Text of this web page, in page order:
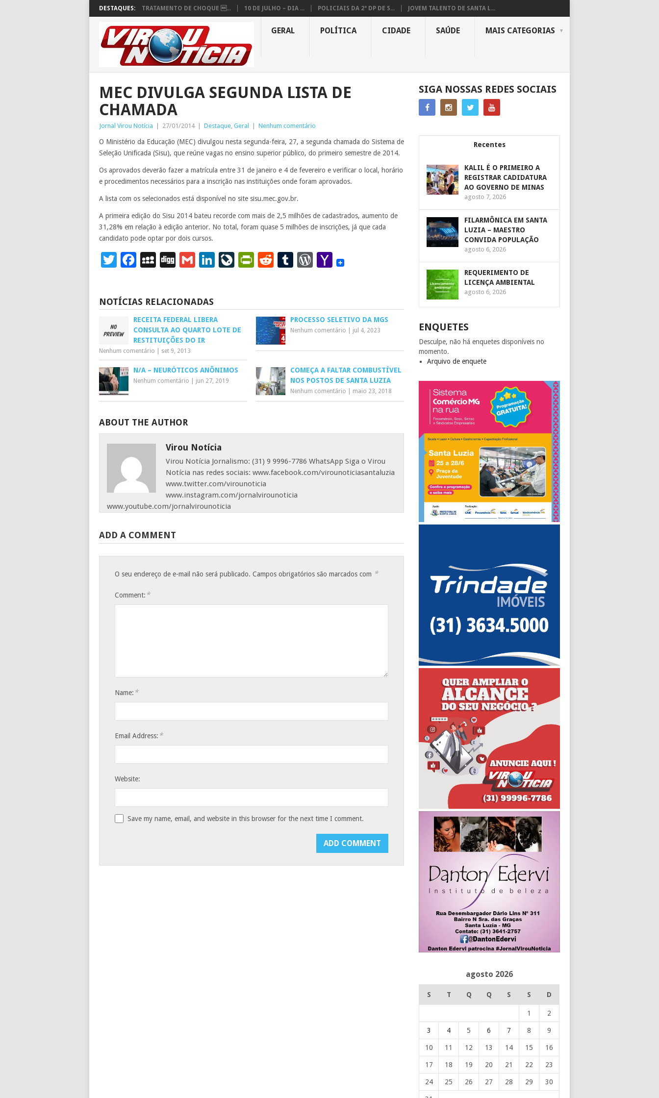
DESTAQUES: TRATAMENTO DE CHOQUE ... 10 DE JULHO – DIA ... POLICIAIS DA 2ª DP DE S... JOVEM TALENTO DE SANTA L...
GERAL POLÍTICA CIDADE SAÚDE MAIS CATEGORIAS
MEC DIVULGA SEGUNDA LISTA DE
CHAMADA
Jornal Virou Notícia 27/01/2014 Destaque, Geral Nenhum comentário
O Ministério da Educação (MEC) divulgou nesta segunda-feira, 27, a segunda chamada do Sistema de
Seleção Unificada (Sisu), que reúne vagas no ensino superior público, do primeiro semestre de 2014.
Os aprovados deverão fazer a matrícula entre 31 de janeiro e 4 de fevereiro e verificar o local, horário
e procedimentos necessários para a inscrição nas instituições onde foram aprovados.
A lista com os selecionados está disponível no site sisu.mec.gov.br.
A primeira edição do Sisu 2014 bateu recorde com mais de 2,5 milhões de cadastrados, aumento de
31,28% em relação à edição anterior. No total, foram quase 5 milhões de inscrições, já que cada
candidato pode optar por dois cursos.
Twitter
Facebook
MySpace
DiggGmailLinkedIn
LiveJournal
PrintFriendly
RedditTumblr
WordPress
Yahoo
NOTÍCIAS RELACIONADAS
RECEITA FEDERAL LIBERA
CONSULTA AO QUARTO LOTE DE
RESTITUIÇÕES DO IR
Nenhum comentário set 9, 2013
PROCESSO SELETIVO DA MGS
Nenhum comentário jul 4, 2023
N/A – NEURÓTICOS ANÔNIMOS
Nenhum comentário jun 27, 2019
COMEÇA A FALTAR COMBUSTÍVEL
NOS POSTOS DE SANTA LUZIA
Nenhum comentário maio 23, 2018
ABOUT THE AUTHOR
Virou Notícia
Virou Notícia Jornalismo: (31) 9 9996-7786 WhatsApp Siga o Virou
Notícia nas redes sociais: www.facebook.com/virounoticiasantaluzia
www.twitter.com/virounoticia
www.instagram.com/jornalvirounoticia
www.youtube.com/jornalvirounoticia
ADD A COMMENT
O seu endereço de e-mail não será publicado. Campos obrigatórios são marcados com *
Comment: *
Name: *
Email Address: *
Website:
Save my name, email, and website in this browser for the next time I comment.
SIGA NOSSAS REDES SOCIAIS
Recentes
KALIL É O PRIMEIRO A
REGISTRAR CADIDATURA
AO GOVERNO DE MINAS
agosto 7, 2026
FILARMÔNICA EM SANTA
LUZIA – MAESTRO
CONVIDA POPULAÇÃO
agosto 6, 2026
REQUERIMENTO DE
LICENÇA AMBIENTAL
agosto 6, 2026
ENQUETES
Desculpe, não há enquetes disponíveis no
momento.
Arquivo de enquete
agosto 2026
S T Q Q S S D
1 2
3 4 5 6 7 8 9
10 11 12 13 14 15 16
17 18 19 20 21 22 23
24 25 26 27 28 29 30